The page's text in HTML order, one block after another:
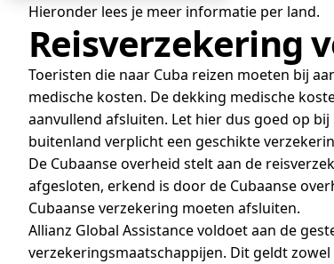
Hieronder lees je meer informatie per land.
Reisverzekering
Toeristen die naar Cuba reizen moeten bij
medische kosten. De dekking medische
aanvullend afsluiten. Let hier dus goed op
buitenland verplicht een geschikte
De Cubaanse overheid stelt aan de
afgesloten, erkend is door de Cubaanse
Cubaanse verzekering moeten afsluiten.
Allianz Global Assistance voldoet aan de
verzekeringsmaatschappijen. Dit geldt